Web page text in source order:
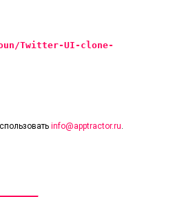
Twitter-UI-clone-
info@apptractor.ru.